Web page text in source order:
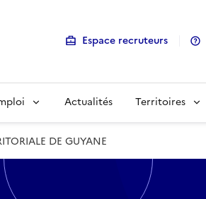
Espace recruteurs
Actualités Territoires
DE GUYANE